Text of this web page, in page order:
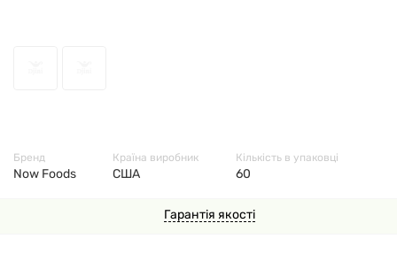
Гарантія якості
Бренд
Now Foods
Країна виробник
США
Кількість в упаковці
60